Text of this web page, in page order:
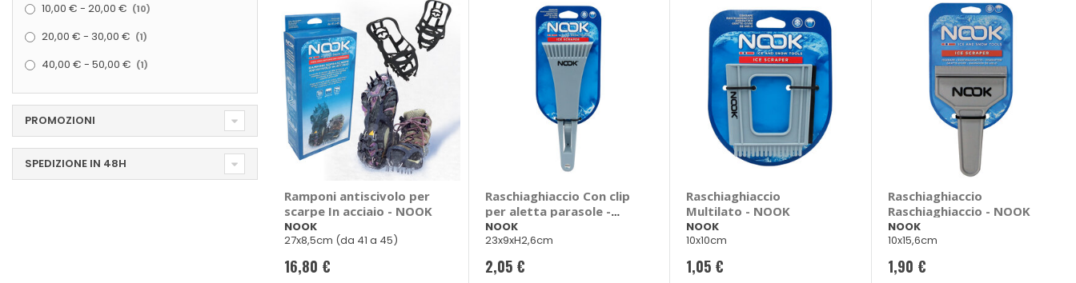
Ramponi antiscivolo per
scarpe In acciaio - NOOK
NOOK
27x8,5cm (da 41 a 45)
16,80 €
Raschiaghiaccio Con clip
per aletta parasole -
NOOK
NOOK
23x9xH2,6cm
2,05 €
Raschiaghiaccio
Multilato - NOOK
NOOK
10x10cm
1,05 €
Raschiaghiaccio
Raschiaghiaccio - NOOK
NOOK
10x15,6cm
1,90 €
10,00 € - 20,00 € 10
20,00 € - 30,00 € 1
40,00 € - 50,00 € 1
PROMOZIONI
SPEDIZIONE IN 48H